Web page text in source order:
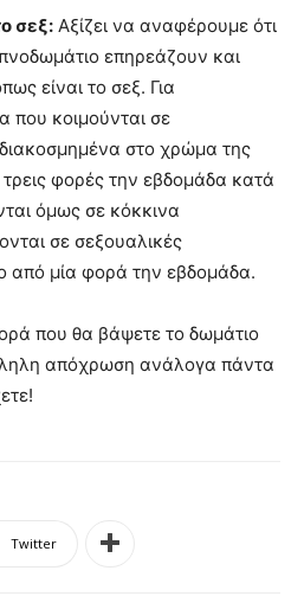
σεξ: Αξίζει να αναφέρουμε ότι
επηρεάζουν και
είναι το σεξ. Για
που κοιμούνται σε
στο χρώμα της
φορές την εβδομάδα κατά
όμως σε κόκκινα
σε σεξουαλικές
από μία φορά την εβδομάδα.
που θα βάψετε το δωμάτιο
απόχρωση ανάλογα πάντα
Twitter